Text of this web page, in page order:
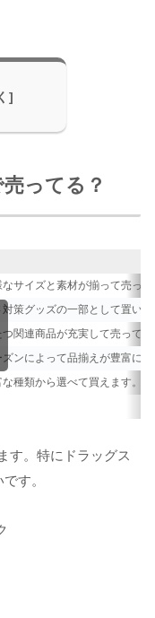
ってる？
なサイズと素材が揃って売っ
対策グッズの一部として置い
つ関連商品が充実して売って
ズンによって品揃えが豊富に
な種類から選べて買えます。
す。特にドラッグス
す。